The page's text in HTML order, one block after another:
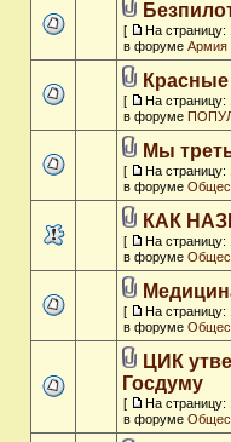
[ На страницу:
в форуме Армия
[ На страницу:
в форуме
Мы
[ На страницу:
в форуме
КАК
[ На страницу:
в форуме
[ На страницу:
в форуме
ЦИК
Госдуму
[ На страницу:
в форуме